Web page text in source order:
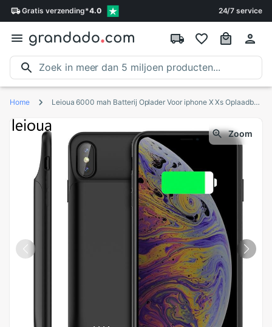
Gratis verzending*4.0 24/7 service
Home Leioua 6000 mah Batterij Oplader Voor iphone X Xs Oplaadbare Power Bank Externe Backup Charger Case Voor iPhone X XS
Zoom